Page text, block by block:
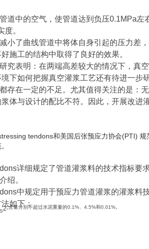
道中的空气，使管道达到负压0.1MPa
。
小了曲线管道中将体自身引起的压力差
施工的结构中取得了良好的效果。
究表明：在两端高差较大的情况下，真
下如何把握真空灌浆工艺还有待进一步研
存在一定的不足。尤其值得关注的是：
体与设计的配比不符。因此，开展改
tendons和美国后张预应力协会(PTI)
详细规定了管道灌浆料的技术指标要
绍。
中规定用于预应力管道灌浆的灌浆料
如下：
2-含量分别不超过水泥重量的0.1%、4.5%和0.01%。